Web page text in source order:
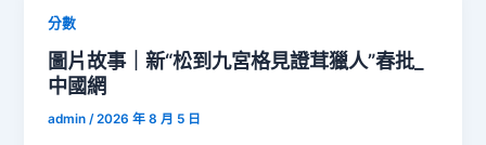
分數
圖片故事｜新“松到九宮格見證茸獵人”春批_
中國網
admin /2026 年 8 月 5 日